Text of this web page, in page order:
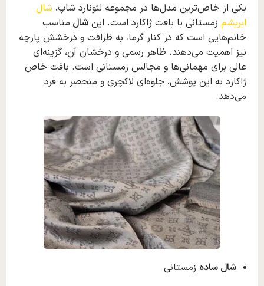
یکی از خاص‌ترین مدل‌ها در مجموعه لئونارد شاپ، شال
ابریشم زمستانی با بافت ژاکارد است. این شال مناسب
خانم‌هایی است که در کنار گرما، به ظرافت و درخشش پارچه
نیز اهمیت می‌دهند. ظاهر رسمی و درخشان آن، گزینه‌ای
عالی برای مهمانی‌ها و مجالس زمستانی است. بافت خاص
ژاکارد به این پوشش، جلوه‌ای لاکچری و منحصر‌ به‌ فرد
می‌دهد.
شال ساده زمستانی